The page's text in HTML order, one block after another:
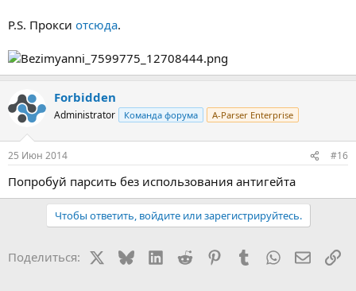
P.S. Прокси отсюда.
Forbidden
Administrator Команда форума A-Parser Enterprise
25 Июн 2014 #16
Попробуй парсить без использования антигейта
Чтобы ответить, войдите или зарегистрируйтесь.
Поделиться: BlueskyLinkedIn
Reddit PinterestTumblr WhatsApp